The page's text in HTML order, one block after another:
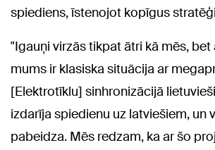
spiediens, īstenojot kopīgus
"Igauņi virzās tikpat ātri kā mēs, bet
mums ir klasiska situācija ar
[Elektrotīklu] sinhronizācijā
izdarīja spiedienu uz latviešiem, un
pabeidza. Mēs redzam, ka ar šo